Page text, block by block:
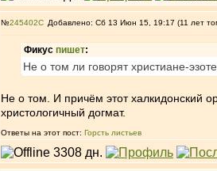
№245402 Добавлено: Сб 13 Июн 15, 19:17 (11 лет
Фикус пишет:
Не о том ли говорят христиане-
Не о том. И причём этот халкидонский
христологичный догмат.
Ответы на этот пост: Горсть листьев